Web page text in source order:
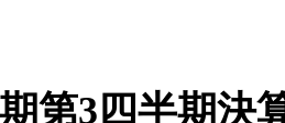
第3四半期決